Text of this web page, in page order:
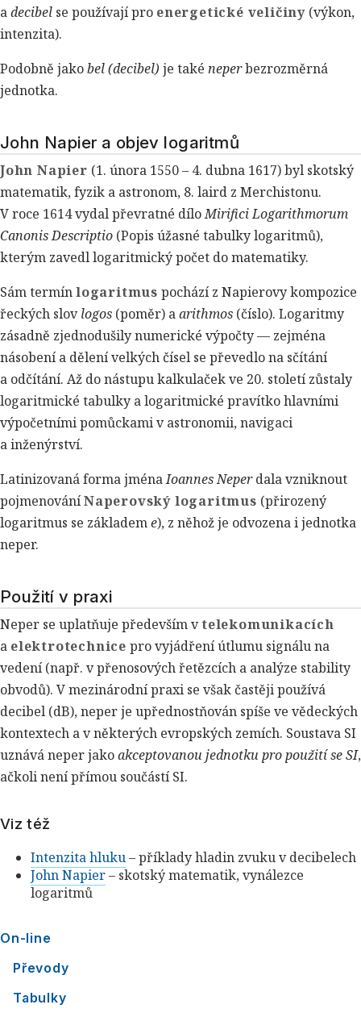
adecibel se používají pro energetické veličiny (výkon,
intenzita).
Podobně jakobel (decibel) je také neperbezrozměrná
jednotka.
John Napier a objev logaritmů
John Napier (1. února 1550 – 4. dubna 1617) byl skotský
matematik, fyzik a astronom, 8. laird z Merchistonu.
V roce 1614 vydal převratné díloMirifici Logarithmorum
Canonis Descriptio (Popis úžasné tabulky logaritmů),
kterým zavedl logaritmický počet do matematiky.
Sám termínlogaritmus pochází z Napierovy kompozice
řeckých slovlogos (poměr) aarithmos (číslo). Logaritmy
zásadně zjednodušily numerické výpočty — zejména
násobení a dělení velkých čísel se převedlo na sčítání
a odčítání. Až do nástupu kalkulaček ve 20. století zůstaly
logaritmické tabulky a logaritmické pravítko hlavními
výpočetními pomůckami v astronomii, navigaci
a inženýrství.
Latinizovaná forma jménaIoannes Neperdala vzniknout
pojmenováníNaperovský logaritmus (přirozený
logaritmus se základeme), z něhož je odvozena i jednotka
neper.
Použití v praxi
Neper se uplatňuje především vtelekomunikacích
a elektrotechnice pro vyjádření útlumu signálu na
vedení (např. v přenosových řetězcích a analýze stability
obvodů). V mezinárodní praxi se však častěji používá
decibel (dB), neper je upřednostňován spíše ve vědeckých
kontextech a v některých evropských zemích. Soustava SI
uznává neper jakoakceptovanou jednotku pro použití se SI,
ačkoli není přímou součástí SI.
Viz též
Intenzita hluku– příklady hladin zvuku v decibelech
John Napier– skotský matematik, vynálezce
logaritmů
On-line
Převody
Tabulky